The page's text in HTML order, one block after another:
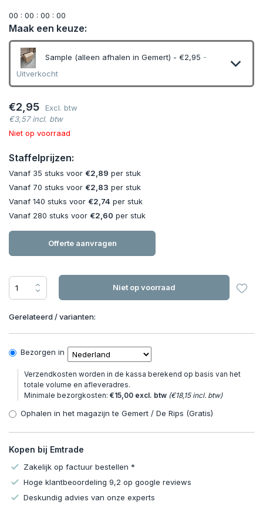
00 : 00 : 00 : 00
Maak een keuze:
Sample (alleen afhalen in Gemert) - €2,95 -
Uitverkocht
€2,95
Excl. btw
€3,57 incl. btw
Niet op voorraad
Staffelprijzen:
Vanaf 35 stuks voor €2,89 per stuk
Vanaf 70 stuks voor €2,83 per stuk
Vanaf 140 stuks voor €2,74 per stuk
Vanaf 280 stuks voor €2,60 per stuk
Offerte aanvragen
Niet op voorraad
Gerelateerd / varianten:
Bezorgen in
Verzendkosten worden in de kassa berekend op basis van het
totale volume en afleveradres.
Minimale bezorgkosten: €15,00 excl. btw (€18,15 incl. btw)
Ophalen in het magazijn te Gemert / De Rips (Gratis)
Kopen bij Emtrade
Zakelijk op factuur bestellen *
Hoge klantbeoordeling 9,2 op google reviews
Deskundig advies van onze experts